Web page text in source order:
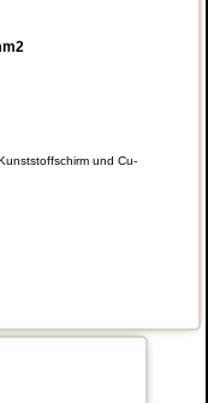
und Cu-